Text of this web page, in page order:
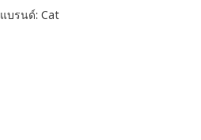
แบรนด์: Cat